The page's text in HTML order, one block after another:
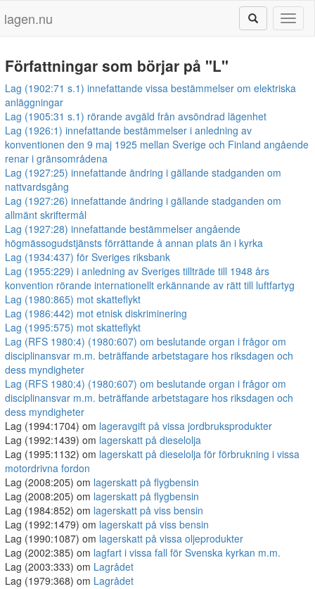
lagen.nu
Författningar som börjar på "L"
Lag (1902:71 s.1) innefattande vissa bestämmelser om elektriska
anläggningar
Lag (1905:31 s.1) rörande avgäld från avsöndrad lägenhet
Lag (1926:1) innefattande bestämmelser i anledning av
konventionen den 9 maj 1925 mellan Sverige och Finland angående
renar i gränsområdena
Lag (1927:25) innefattande ändring i gällande stadganden om
nattvardsgång
Lag (1927:26) innefattande ändring i gällande stadganden om
allmänt skriftermål
Lag (1927:28) innefattande bestämmelser angående
högmässogudstjänsts förrättande å annan plats än i kyrka
Lag (1934:437) för Sveriges riksbank
Lag (1955:229) i anledning av Sveriges tillträde till 1948 års
konvention rörande internationellt erkännande av rätt till luftfartyg
Lag (1980:865) mot skatteflykt
Lag (1986:442) mot etnisk diskriminering
Lag (1995:575) mot skatteflykt
Lag (RFS 1980:4) (1980:607) om beslutande organ i frågor om
disciplinansvar m.m. beträffande arbetstagare hos riksdagen och
dess myndigheter
Lag (RFS 1980:4) (1980:607) om beslutande organ i frågor om
disciplinansvar m.m. beträffande arbetstagare hos riksdagen och
dess myndigheter
Lag (1994:1704) om lageravgift på vissa jordbruksprodukter
Lag (1992:1439) om lagerskatt på dieselolja
Lag (1995:1132) om lagerskatt på dieselolja för förbrukning i vissa
motordrivna fordon
Lag (2008:205) om lagerskatt på flygbensin
Lag (2008:205) om lagerskatt på flygbensin
Lag (1984:852) om lagerskatt på viss bensin
Lag (1992:1479) om lagerskatt på viss bensin
Lag (1990:1087) om lagerskatt på vissa oljeprodukter
Lag (2002:385) om lagfart i vissa fall för Svenska kyrkan m.m.
Lag (2003:333) om Lagrådet
Lag (1979:368) om Lagrådet